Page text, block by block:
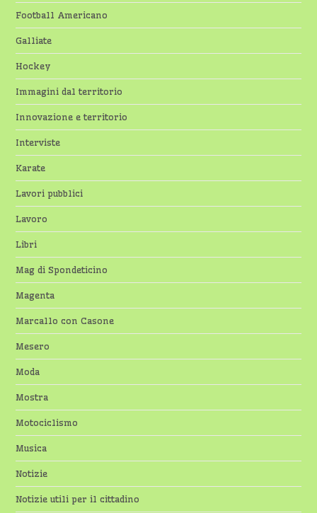
Football Americano
Galliate
Hockey
Immagini dal territorio
Innovazione e territorio
Interviste
Karate
Lavori pubblici
Lavoro
Libri
Mag di Spondeticino
Magenta
Marcallo con Casone
Mesero
Moda
Mostra
Motociclismo
Musica
Notizie
Notizie utili per il cittadino